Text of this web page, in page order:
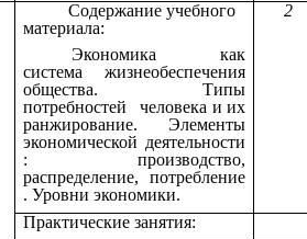
Содержание учебного
материала:
Экономика как
система жизнеобеспечения
общества. Типы
потребностей человека и их
ранжирование. Элементы
экономической деятельности
: производство,
распределение, потребление
. Уровни экономики.
2
Практические занятия: